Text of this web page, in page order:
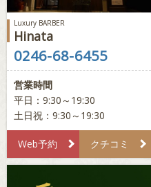
Luxury BARBER
Hinata
0246-68-6455
営業時間
平日：9:30～19:30
土日祝：9:30～19:30
Web予約 クチコミ